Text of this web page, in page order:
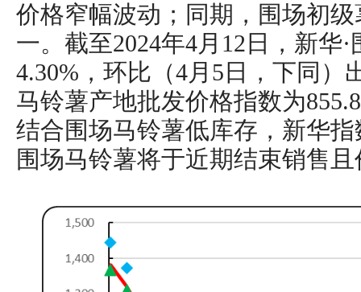
价格窄幅波动；同期，围场初
一。截至2024年4月12日，新华
4.30%，环比（4月5日，下同）
马铃薯产地批发价格指数为
结合围场马铃薯低库存，新华
围场马铃薯将于近期结束销售